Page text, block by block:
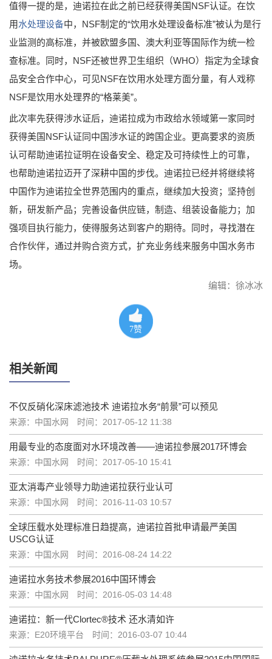
值得一提的是，迪诺拉在此之前已经获得美国NSF认证。在饮
用水处理设备中，NSF制定的“饮用水处理设备标准”被认为是行
业监测的高标准，并被欧盟多国、澳大利亚等国际作为统一检
查标准。同时，NSF还被世界卫生组织（WHO）指定为全球食
品安全合作中心，可见NSF在饮用水处理方面分量，有人戏称
NSF是饮用水处理界的“格莱美”。
此次率先获得涉水证后，迪诺拉成为市政给水领域第一家同时
获得美国NSF认证同中国涉水证的跨国企业。更高要求的资质
认可帮助迪诺拉证明在设备安全、稳定及可持续性上的可靠，
也帮助迪诺拉迈开了深耕中国的步伐。迪诺拉已经并将继续将
中国作为迪诺拉全世界范围内的重点，继续加大投资；坚持创
新，研发新产品；完善设备供应链，制造、组装设备能力；加
强项目执行能力，使得服务达到客户的期待。同时，寻找潜在
合作伙伴，通过并购合资方式，扩充业务线来服务中国水务市
场。
编辑：徐冰冰
7赞
相关新闻
不仅反硝化深床滤池技术 迪诺拉水务“前景”可以预见
来源：中国水网 时间：2017-05-12 11:38
用最专业的态度面对水环境改善——迪诺拉参展2017环博会
来源：中国水网 时间：2017-05-10 15:41
亚太消毒产业领导力助迪诺拉获行业认可
来源：中国水网 时间：2016-11-03 10:57
全球压载水处理标准日趋提高，迪诺拉首批申请最严美国
USCG认证
来源：中国水网 时间：2016-08-24 14:22
迪诺拉水务技术参展2016中国环博会
来源：中国水网 时间：2016-05-03 14:48
迪诺拉：新一代Clortec®技术 还水清如许
来源：E20环境平台 时间：2016-03-07 10:44